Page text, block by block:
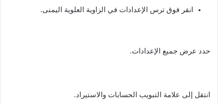
انقر فوق ترس الإعدادات في الزاوية العلوية اليمنى.
حدد عرض جميع الإعدادات.
انتقل إلى علامة التبويب الحسابات والاستيراد.